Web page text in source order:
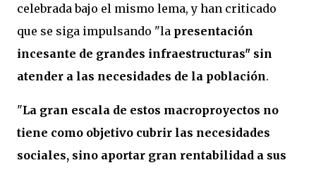
celebrada bajo el mismo lema, y han criticado
que se siga impulsando "la presentación
incesante de grandes infraestructuras" sin
atender a las necesidades de la población.
"La gran escala de estos macroproyectos no
tiene como objetivo cubrir las necesidades
sociales, sino aportar gran rentabilidad a sus